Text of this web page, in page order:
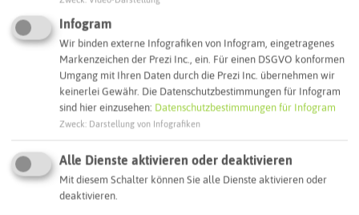
45968 Gladbeck
Webseite
Interaktive Karte
Routenplanung zum Ziel:
ÖPNV-Route finden
Infogram
Wir binden externe Infografiken von Infogram, eingetragenes
Markenzeichen der Prezi Inc., ein. Für einen DSGVO konformen
Umgang mit Ihren Daten durch die Prezi Inc. übernehmen wir
keinerlei Gewähr. Die Datenschutzbestimmungen für Infogram
sind hier einzusehen: Datenschutzbestimmungen für Infogram
Zweck Darstellung von Infografiken
Alle Dienste aktivieren oder deaktivieren
Mit diesem Schalter können Sie alle Dienste aktivieren oder
deaktivieren.